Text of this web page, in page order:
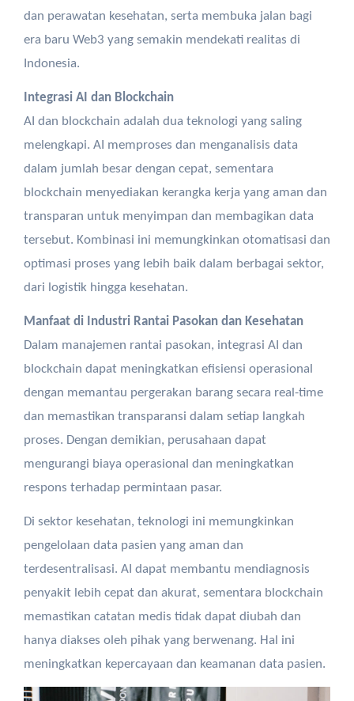
dan perawatan kesehatan, serta membuka jalan bagi
era baru Web3 yang semakin mendekati realitas di
Indonesia.
Integrasi AI dan Blockchain
AI dan blockchain adalah dua teknologi yang saling
melengkapi. AI memproses dan menganalisis data
dalam jumlah besar dengan cepat, sementara
blockchain menyediakan kerangka kerja yang aman dan
transparan untuk menyimpan dan membagikan data
tersebut. Kombinasi ini memungkinkan otomatisasi dan
optimasi proses yang lebih baik dalam berbagai sektor,
dari logistik hingga kesehatan.
Manfaat di Industri Rantai Pasokan dan Kesehatan
Dalam manajemen rantai pasokan, integrasi AI dan
blockchain dapat meningkatkan efisiensi operasional
dengan memantau pergerakan barang secara real-time
dan memastikan transparansi dalam setiap langkah
proses. Dengan demikian, perusahaan dapat
mengurangi biaya operasional dan meningkatkan
respons terhadap permintaan pasar.
Di sektor kesehatan, teknologi ini memungkinkan
pengelolaan data pasien yang aman dan
terdesentralisasi. AI dapat membantu mendiagnosis
penyakit lebih cepat dan akurat, sementara blockchain
memastikan catatan medis tidak dapat diubah dan
hanya diakses oleh pihak yang berwenang. Hal ini
meningkatkan kepercayaan dan keamanan data pasien.